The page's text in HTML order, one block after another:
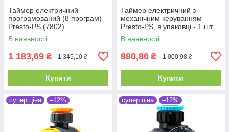
Таймер електричний
програмований (8 програм)
Presto-PS (7802)
В наявності
1 183,69 ₴ 1 345,10 ₴
Купити
Таймер електричний з
механічним керуванням
Presto-PS, в упаковці - 1 шт.
(7801)
В наявності
880,86 ₴ 1 000,98 ₴
Купити
супер ціна –12% супер ціна –12%